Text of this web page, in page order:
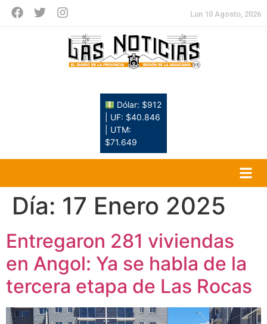
Lun 10 Agosto, 2026
Dólar: $912
| UF: $40.846
| UTM:
$71.649
Día: 17 Enero 2025
Entregaron 281 viviendas
en Angol: Ya se habla de la
tercera etapa de Las Rocas